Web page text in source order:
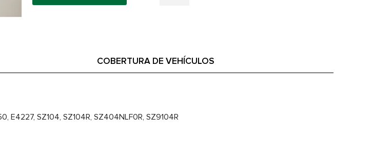
COBERTURA DE VEHÍCULOS
SZ104, SZ104R, SZ404NLF0R, SZ9104R